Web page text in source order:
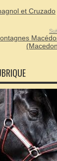
et Cruzado